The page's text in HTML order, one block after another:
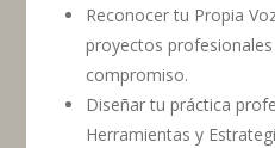
Reconocer tu Propia
proyectos
compromiso.
Diseñar tu práctica
Herramientas y